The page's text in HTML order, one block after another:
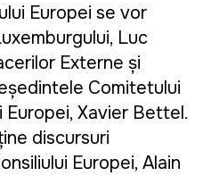
Europei se vor
Luc
Externe și
Comitetului
Europei, Xavier Bettel.
discursuri
Europei, Alain